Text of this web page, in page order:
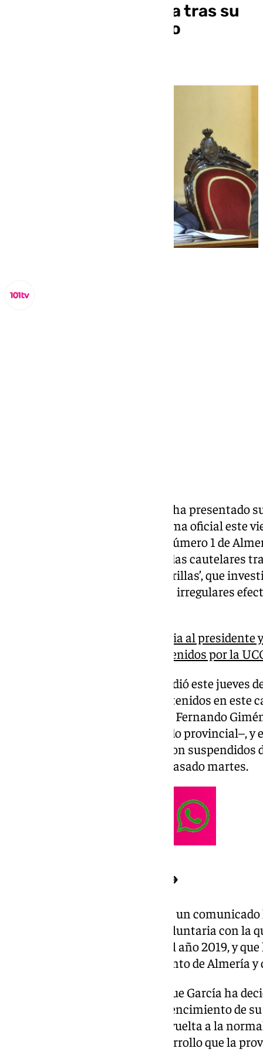
Diputación de Almería tras su
detención por el ‘Caso
ha presentado
la Diputación de Almería de forma oficial este
que el Juzgado de Instrucción número 1 de
su puesta en libertad con medidas cautelares
la segunda fase del caso ‘Mascarillas’, que
‘mordidas’ a través de contratos irregulares
El PP suspende de militancia al presidente
Diputación de Almería, detenidos por la
El mismo juzgado también decidió este jueves
cautelares a los otros cuatro detenidos en este
vicepresidente de la institución Fernando
renunciado a su acta de diputado provincial–, y
Sánchez. Los tres políticos fueron
trascender sus detenciones el pasado martes.
«Decisión voluntaria»
La Diputación ha anunciado en un
que se trata de «una decisión voluntaria con la
venía ejerciendo desde enero del año 2019, y
como concejal en el Ayuntamiento de Almería
Desde la Diputación apuntan que García ha
de la institución «desde el convencimiento de
este paso al frente facilitará la vuelta a la
institucional, así como del desarrollo que la